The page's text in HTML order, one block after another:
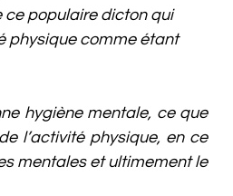
ce populaire dicton qui
physique comme étant
hygiène mentale, ce que
l’activité physique, en ce
mentales et ultimement le